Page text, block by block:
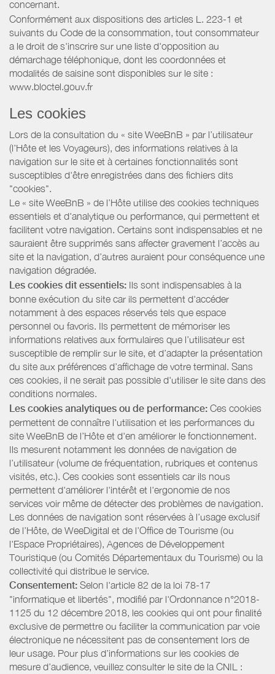
concernant.
Conformément aux dispositions des articles L. 223-1 et
suivants du Code de la consommation, tout consommateur
a le droit de s'inscrire sur une liste d'opposition au
démarchage téléphonique, dont les coordonnées et
modalités de saisine sont disponibles sur le site :
www.bloctel.gouv.fr
Les cookies
Lors de la consultation du « site WeeBnB » par l’utilisateur
(l’Hôte et les Voyageurs), des informations relatives à la
navigation sur le site et à certaines fonctionnalités sont
susceptibles d'être enregistrées dans des fichiers dits
"cookies".
Le « site WeeBnB » de l’Hôte utilise des cookies techniques
essentiels et d'analytique ou performance, qui permettent et
facilitent votre navigation. Certains sont indispensables et ne
sauraient être supprimés sans affecter gravement l’accès au
site et la navigation, d’autres auraient pour conséquence une
navigation dégradée.
Les cookies dit essentiels: Ils sont indispensables à la
bonne exécution du site car ils permettent d'accéder
notamment à des espaces réservés tels que espace
personnel ou favoris. Ils permettent de mémoriser les
informations relatives aux formulaires que l’utilisateur est
susceptible de remplir sur le site, et d’adapter la présentation
du site aux préférences d’affichage de votre terminal. Sans
ces cookies, il ne serait pas possible d'utiliser le site dans des
conditions normales.
Les cookies analytiques ou de performance: Ces cookies
permettent de connaître l'utilisation et les performances du
site WeeBnB de l’Hôte et d'en améliorer le fonctionnement.
Ils mesurent notamment les données de navigation de
l’utilisateur (volume de fréquentation, rubriques et contenus
visités, etc.). Ces cookies sont essentiels car ils nous
permettent d'améliorer l'intérêt et l'ergonomie de nos
services voir même de détecter des problèmes de navigation.
Les données de navigation sont réservées à l’usage exclusif
de l’Hôte, de WeeDigital et de l’Office de Tourisme (ou
l'Espace Propriétaires), Agences de Développement
Touristique (ou Comités Départementaux du Tourisme) ou la
collectivité qui distribue le service.
Consentement: Selon l'article 82 de la loi 78-17
"informatique et libertés", modifié par l'Ordonnance n°2018-
1125 du 12 décembre 2018, les cookies qui ont pour finalité
exclusive de permettre ou faciliter la communication par voie
électronique ne nécessitent pas de consentement lors de
leur usage. Pour plus d’informations sur les cookies de
mesure d’audience, veuillez consulter le site de la CNIL :